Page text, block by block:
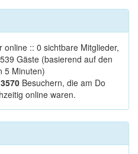
online :: 0 sichtbare Mitglieder,
Gäste (basierend auf den
5 Minuten)
3570 Besuchern, die am Do
online waren.